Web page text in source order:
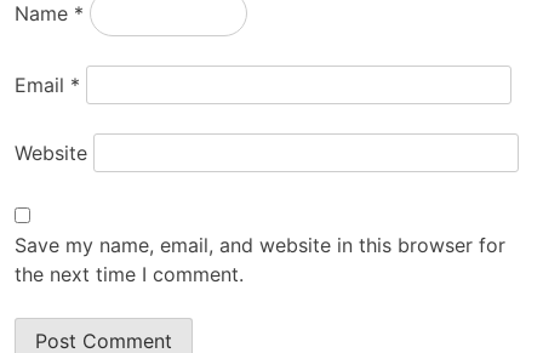
Name *
Email *
Website
Save my name, email, and website in this browser for
the next time I comment.